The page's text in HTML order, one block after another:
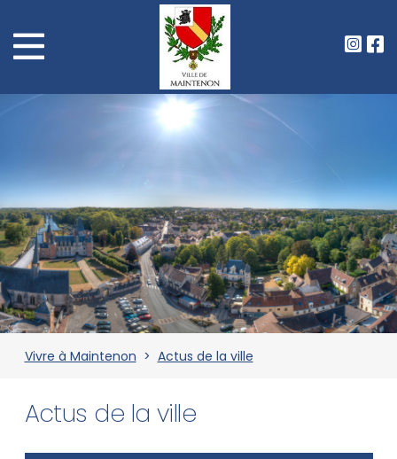
Vivre à Maintenon > Actus de la ville
Actus de la ville